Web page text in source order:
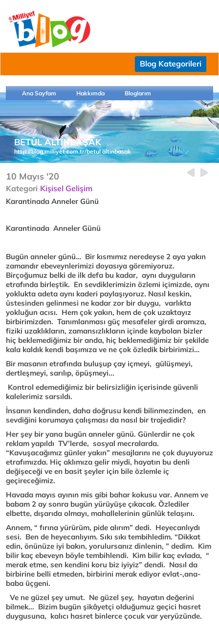
Blog Kategorileri
Ana Sayfam Hakkımda Bloglarım
BETÜL ALTINBAŞAK
http://blog.milliyet.com.tr/betul altinbasak
10 Mayıs '20
Kategori Kişisel Gelişim
Karantinada Anneler Günü
Karantinada Anneler Günü
Bugün anneler günü… Bir kısmımız neredeyse 2 aya yakın
zamandır ebeveynlerimizi doyasıya göremiyoruz.
Birçoğumuz belki de ilk defa bu kadar, aynı duyguların
etrafında birleştik. En sevdiklerimizin özlemi içimizde, aynı
yoklukta adeta aynı kaderi paylaşıyoruz. Nasıl keskin,
üstesinden gelinmesi ne kadar zor bir duygu, varlıkta
yokluğun acısı. Hem çok yakın, hem de çok uzaktayız
birbirimizden. Tanımlanması güç mesafeler girdi aramıza,
fiziki uzaklıkların, zamansızlıkların içinde kaybolan bizler
hiç beklemediğimiz bir anda, hiç beklemediğimiz bir şekilde
kala kaldık kendi başımıza ve ne çok özledik birbirimizi…
Bir masanın etrafında buluşup çay içmeyi, gülüşmeyi,
dertleşmeyi, sarılıp, öpüşmeyi...
Kontrol edemediğimiz bir belirsizliğin içerisinde güvenli
kalelerimiz sarsıldı.
İnsanın kendinden, daha doğrusu kendi bilinmezinden, en
sevdiğini korumaya çalışması da nasıl bir trajedidir?
Her şey bir yana bugün anneler günü. Günlerdir ne çok
reklam yapıldı TV’lerde, sosyal mecralarda.
“Kavuşacağımız günler yakın” mesajlarını ne çok duyuyoruz
etrafımızda. Hiç aklımıza gelir miydi, hayatın bu denli
değişeceği ve en basit şeyler için bile özlemle iç
geçireceğimiz.
Havada mayıs ayının mis gibi bahar kokusu var. Annem ve
babam 2 ay sonra bugün yürüyüşe çıkacak. Özlediler
elbette, dışarıda olmayı, mahallelerinin günlük telaşını.
Annem, “ fırına yürürüm, pide alırım” dedi. Heyecanlıydı
sesi. Ben de heyecanlıyım. Sıkı sıkı tembihledim. “Dikkat
edin, önünüze iyi bakın, yorulursanız dinlenin, ” dedim. Kim
bilir kaç ebeveyn böyle tembihlendi. Kim bilir kaç evlada, “
merak etme, sen kendini koru biz iyiyiz” dendi. Nasıl da
birbirine belli etmeden, birbirini merak ediyor evlat-,ana-
baba üçgeni.
Ve ne güzel şey umut. Ne güzel şey, hayatın değerini
bilmek... Bizim bugün şikâyetçi olduğumuz geçici hasret
duygusuna, kalıcı hasret binlerce çocuk var yeryüzünde.